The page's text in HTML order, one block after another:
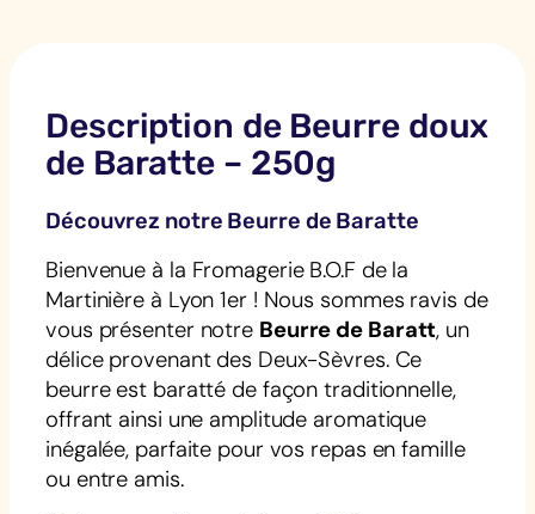
Description de Beurre doux
de Baratte – 250g
Découvrez notre Beurre de Baratte
Bienvenue à la Fromagerie B.O.F de la
Martinière à Lyon 1er ! Nous sommes ravis de
vous présenter notre Beurre de Baratt, un
délice provenant des Deux-Sèvres. Ce
beurre est baratté de façon traditionnelle,
offrant ainsi une amplitude aromatique
inégalée, parfaite pour vos repas en famille
ou entre amis.